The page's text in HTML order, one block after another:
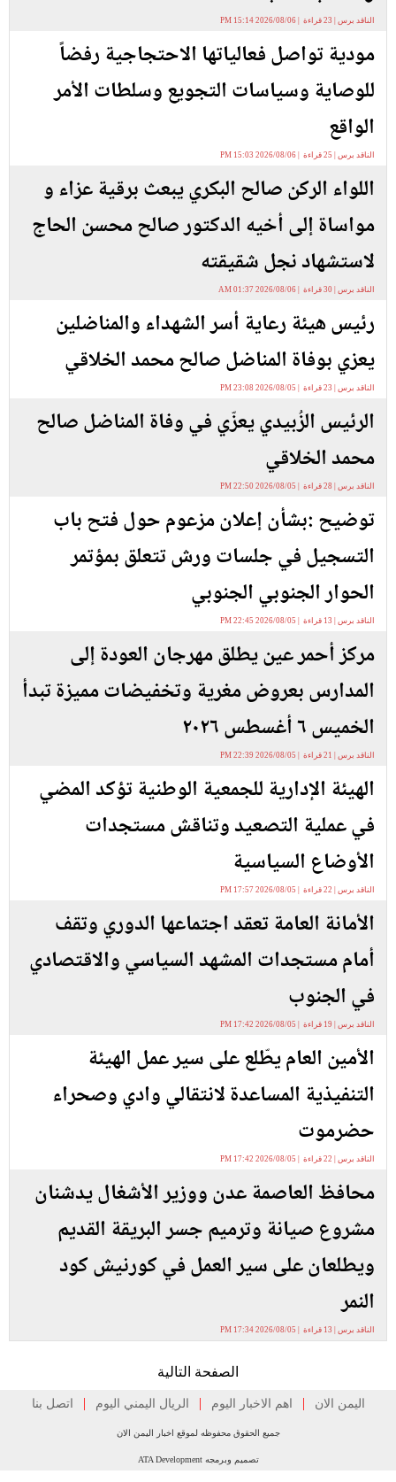
الناقد برس | 23 قراءة | 2026/08/06 15:14 PM
مودية تواصل فعالياتها الاحتجاجية رفضاً
للوصاية وسياسات التجويع وسلطات الأمر
الواقع
الناقد برس | 25 قراءة | 2026/08/06 15:03 PM
اللواء الركن صالح البكري يبعث برقية عزاء و
مواساة إلى أخيه الدكتور صالح محسن الحاج
لاستشهاد نجل شقيقته
الناقد برس | 30 قراءة | 2026/08/06 01:37 AM
رئيس هيئة رعاية أسر الشهداء والمناضلين
يعزي بوفاة المناضل صالح محمد الخلاقي
الناقد برس | 23 قراءة | 2026/08/05 23:08 PM
الرئيس الزُبيدي يعزّي في وفاة المناضل صالح
محمد الخلاقي
الناقد برس | 28 قراءة | 2026/08/05 22:50 PM
توضيح :بشأن إعلان مزعوم حول فتح باب
التسجيل في جلسات ورش تتعلق بمؤتمر
الحوار الجنوبي الجنوبي
الناقد برس | 13 قراءة | 2026/08/05 22:45 PM
مركز أحمر عين يطلق مهرجان العودة إلى
المدارس بعروض مغرية وتخفيضات مميزة تبدأ
الخميس ٦ أغسطس ٢٠٢٦
الناقد برس | 21 قراءة | 2026/08/05 22:39 PM
الهيئة الإدارية للجمعية الوطنية تؤكد المضي
في عملية التصعيد وتناقش مستجدات
الأوضاع السياسية
الناقد برس | 22 قراءة | 2026/08/05 17:57 PM
الأمانة العامة تعقد اجتماعها الدوري وتقف
أمام مستجدات المشهد السياسي والاقتصادي
في الجنوب
الناقد برس | 19 قراءة | 2026/08/05 17:42 PM
الأمين العام يطّلع على سير عمل الهيئة
التنفيذية المساعدة لانتقالي وادي وصحراء
حضرموت
الناقد برس | 22 قراءة | 2026/08/05 17:42 PM
محافظ العاصمة عدن ووزير الأشغال يدشنان
مشروع صيانة وترميم جسر البريقة القديم
ويطلعان على سير العمل في كورنيش كود
النمر
الناقد برس | 13 قراءة | 2026/08/05 17:34 PM
الصفحة التالية
اليمن الان | اهم الاخبار اليوم | الريال اليمني اليوم | اتصل بنا
جميع الحقوق محفوظه لموقع اخبار اليمن الان
تصميم وبرمجه ATA Development